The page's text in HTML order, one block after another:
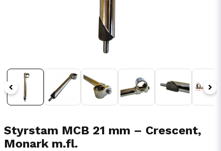
Styrstam MCB 21 mm – Crescent,
Monark m.fl.